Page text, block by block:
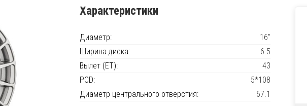
Характеристики
Диаметр:
16"
Ширина диска:
6.5
Вылет (ET):
43
PCD:
5*108
Диаметр центрального отверстия:
67.1